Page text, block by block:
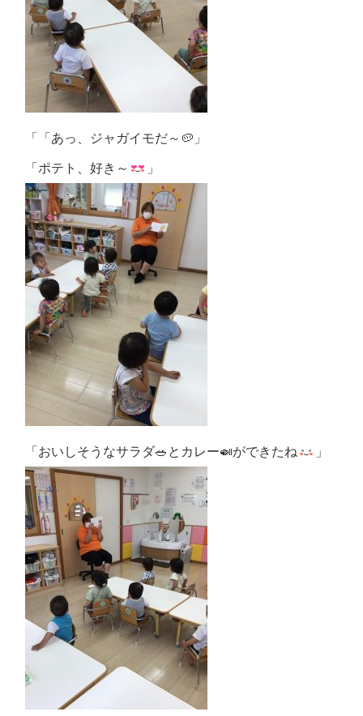
「「あっ、ジャガイモだ～🥔」
「ポテト、好き～ 」
「おいしそうなサラダ🥗とカレー🍛ができたね 」